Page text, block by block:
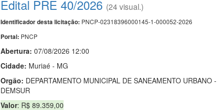
Edital PRE 40/2026 (24 visual.)
Identificador desta licitação: PNCP-02318396000145-1-000052-2026
Portal: PNCP
Abertura: 07/08/2026 12:00
Cidade: Muriaé - MG
Orgão: DEPARTAMENTO MUNICIPAL DE SANEAMENTO URBANO -
DEMSUR
Valor: R$ 89.359,00